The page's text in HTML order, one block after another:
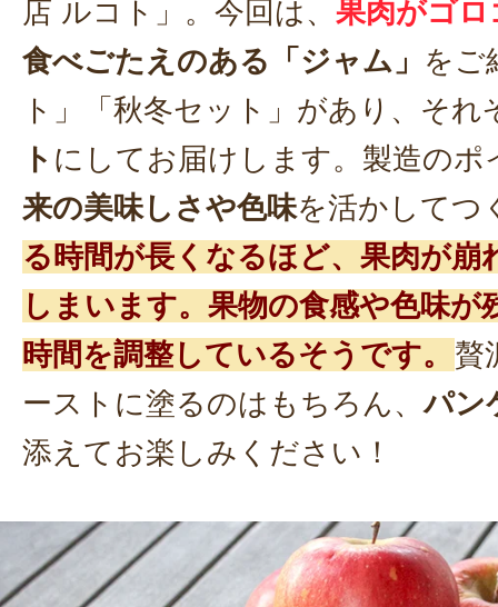
店 ルコト」。今回は、 果肉がゴロ
食べごたえのある「ジャム」 をご
ト」「秋冬セット」があり、それ
ト にしてお届けします。製造のポ
来の美味しさや色味を活かしてつ
る時間が長くなるほど、果肉が崩
しまいます。果物の食感や色味が
時間を調整しているそうです。 贅
ーストに塗るのはもちろん、パン
添えてお楽しみください！